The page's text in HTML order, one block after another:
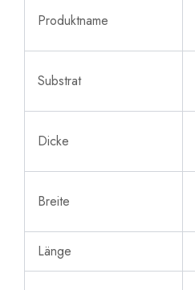
Produktname
Substrat
Dicke
Breite
Länge